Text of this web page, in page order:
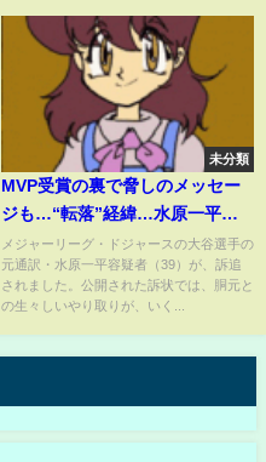
未分類
MVP受賞の裏で脅しのメッセー
ジも…“転落”経緯…水原一平容
疑者を訴追【報道ステーショ
ン】(2024年4月12日)
メジャーリーグ・ドジャースの大谷選手の
元通訳・水原一平容疑者（39）が、訴追
されました。公開された訴状では、胴元と
の生々しいやり取りが、いく...